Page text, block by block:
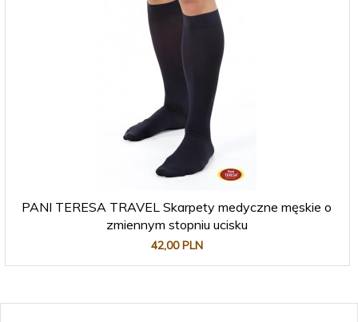
PANI TERESA TRAVEL Skarpety medyczne męskie o
zmiennym stopniu ucisku
42,00 PLN